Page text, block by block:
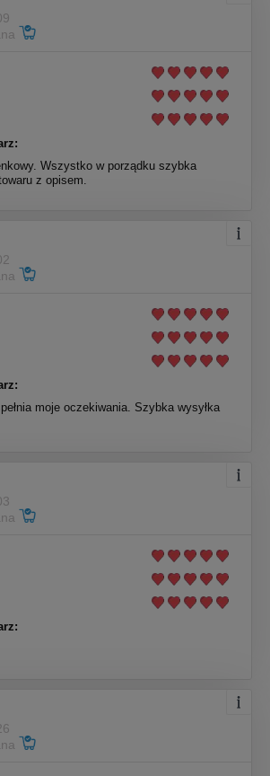
Wszystko w porządku szybka
z opisem.
moje oczekiwania. Szybka wysyłka